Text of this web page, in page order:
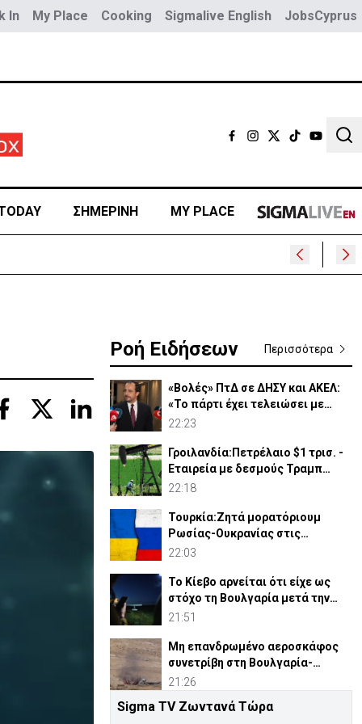
In My Place Cooking Sigmalive English JobsCyprus
ΣΗΜΕΡΙΝΗ MY PLACE
Ροή Ειδήσεων Περισσότερα
«Βολές» ΠτΔ σε ΔΗΣΥ και ΑΚΕΛ:
«Το πάρτι έχει τελειώσει με
τους διορισμούς»
22:23
Γροιλανδία:Πετρέλαιο $1 τρισ. -
Εταιρεία με δεσμούς Τραμπ
ετοιμάζει γεωτρήσεις
22:18
Τουρκία:Ζητά μορατόριουμ
Ρωσίας-Ουκρανίας στις
επιθέσεις κατά εμπορικών
22:03
Το Κίεβο αρνείται ότι είχε ως
στόχο τη Βουλγαρία μετά την
έκρηξη του drone
21:51
Μη επανδρωμένο αεροσκάφος
συνετρίβη στη Βουλγαρία-
Kατηγορεί το Κίεβο
21:26
ΠτΔ: Εντατικοποιούνται οι
Sigma TV Ζωντανά Τώρα